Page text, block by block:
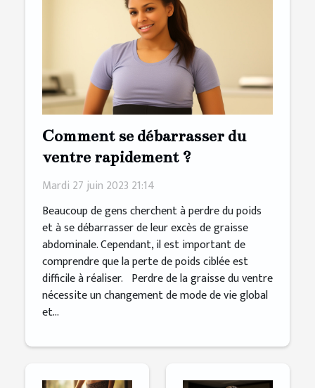
Comment se débarrasser du
ventre rapidement ?
Mardi 27 juin 2023 21:14
Beaucoup de gens cherchent à perdre du poids
et à se débarrasser de leur excès de graisse
abdominale. Cependant, il est important de
comprendre que la perte de poids ciblée est
difficile à réaliser. Perdre de la graisse du ventre
nécessite un changement de mode de vie global
et...